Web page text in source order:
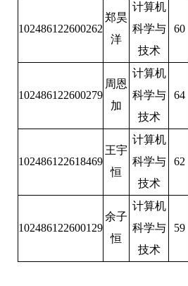
102486122600262
郑昊
洋
计算机
科学与
技术
60
102486122600279
周恩
加
计算机
科学与
技术
64
102486122618469
王宇
恒
计算机
科学与
技术
62
102486122600129
余子
恒
计算机
科学与
技术
59